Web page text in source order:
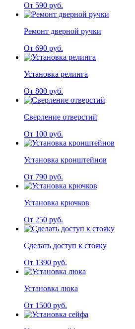
От 590 руб.
Ремонт дверной ручки
От 690 руб.
Установка релинга
От 800 руб.
Сверление отверстий
От 100 руб.
Установка кронштейнов
От 790 руб.
Установка крючков
От 250 руб.
Сделать доступ к стояку
От 1390 руб.
Установка люка
От 1500 руб.